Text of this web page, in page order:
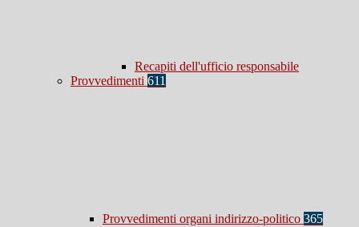
Recapiti dell'ufficio responsabile
Provvedimenti 611
Provvedimenti organi indirizzo-politico 365